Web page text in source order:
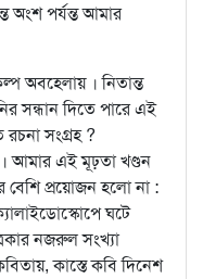
অংশ পর্যন্ত আমার
অবহেলায় । নিতান্ত
সন্ধান দিতে পারে এই
রচনা সংগ্রহ ?
আমার এই মূঢ়তা খণ্ডন
বেশি প্রয়োজন হলো না :
ঘটে
নজরুল সংখ্যা
কাস্তে কবি দিনেশ